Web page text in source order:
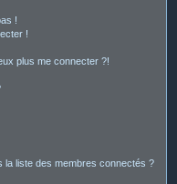
!
!
plus me connecter ?!
la liste des membres connectés ?